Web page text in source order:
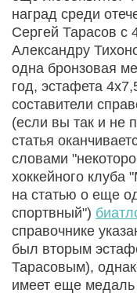
наград среди
Сергей Тарасов с
Александру
одна бронзовая
год, эстафета
составители
(если вы так и не
статья
словами
хоккейного клуба
на статью о еще
спортвный")
справочнике
был вторым
Тарасовым),
имеет еще медаль